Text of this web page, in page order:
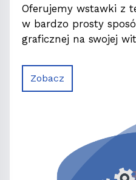
Oferujemy wstawki z
w bardzo prosty
graficznej na swojej
Zobacz